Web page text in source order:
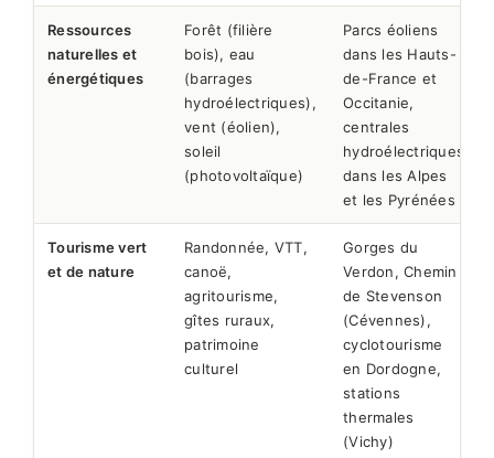
Ressources
naturelles et
énergétiques
Forêt (filière
bois), eau
(barrages
hydroélectriques),
vent (éolien),
soleil
(photovoltaïque)
Parcs éoliens
dans les Hauts-
de-France et
Occitanie,
centrales
hydroélectriques
dans les Alpes
et les Pyrénées
Tourisme vert
et de nature
Randonnée, VTT,
canoë,
agritourisme,
gîtes ruraux,
patrimoine
culturel
Gorges du
Verdon, Chemin
de Stevenson
(Cévennes),
cyclotourisme
en Dordogne,
stations
thermales
(Vichy)